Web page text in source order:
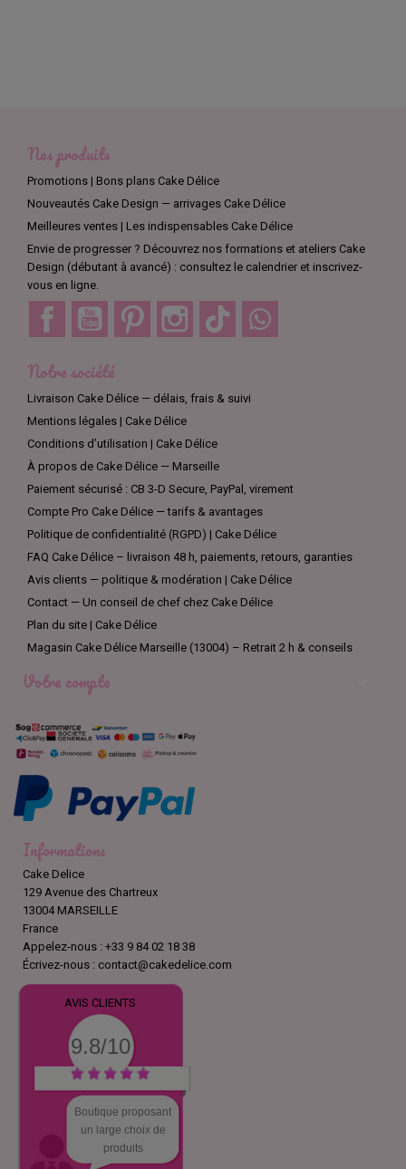
Nos produits
Promotions | Bons plans Cake Délice
Nouveautés Cake Design — arrivages Cake Délice
Meilleures ventes | Les indispensables Cake Délice
Envie de progresser ? Découvrez nos formations et ateliers Cake
Design (débutant à avancé) : consultez le calendrier et inscrivez-
vous en ligne.
Facebook YouTube Pinterest Instagram TikTok
Notre société
Livraison Cake Délice — délais, frais & suivi
Mentions légales | Cake Délice
Conditions d’utilisation | Cake Délice
À propos de Cake Délice — Marseille
Paiement sécurisé : CB 3-D Secure, PayPal, virement
Compte Pro Cake Délice — tarifs & avantages
Politique de confidentialité (RGPD) | Cake Délice
FAQ Cake Délice – livraison 48 h, paiements, retours, garanties
Avis clients — politique & modération | Cake Délice
Contact — Un conseil de chef chez Cake Délice
Plan du site | Cake Délice
Magasin Cake Délice Marseille (13004) – Retrait 2 h & conseils
Votre compte
Informations
Cake Delice
129 Avenue des Chartreux
13004 MARSEILLE
France
Appelez-nous : +33 9 84 02 18 38
Écrivez-nous : contact@cakedelice.com
AVIS CLIENTS
9.8/10
Boutique proposant
un large choix de
produits